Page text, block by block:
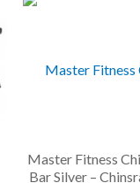
Master Fitness
Bar Silver –